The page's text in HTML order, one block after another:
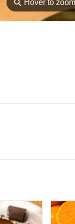
Hover to zoom